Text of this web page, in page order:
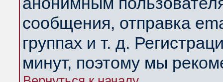
сообщения, отправка
группах и т. д.
минут, поэтому мы